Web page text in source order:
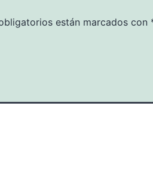
están marcados con